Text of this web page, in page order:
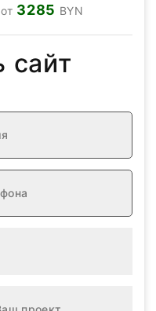
от 3285 BYN
сайт